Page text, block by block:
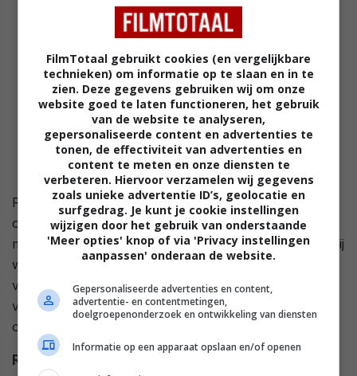
Rusland 1911. Bates, een dertig-jarige jood, wordt ten
onrechte beschuldigd van moord. Politieke
machtshebbers willen zich van hem bedienen, maar hij
weigert mee te werken, ook al wordt hij gefolterd en
vernederd. Portret van een man die aanvankelijk
vredelievend is en geen partij kiest, tot de
omstandigheden hem dwingen tot gewelddadig verzet.
Regie
FilmTotaal gebruikt cookies (en vergelijkbare
technieken) om informatie op te slaan en in te
zien. Deze gegevens gebruiken wij om onze
website goed te laten functioneren, het gebruik
van de website te analyseren,
gepersonaliseerde content en advertenties te
tonen, de effectiviteit van advertenties en
content te meten en onze diensten te
verbeteren. Hiervoor verzamelen wij gegevens
zoals unieke advertentie ID’s, geolocatie en
surfgedrag. Je kunt je cookie instellingen
wijzigen door het gebruik van onderstaande
'Meer opties' knop of via 'Privacy instellingen
aanpassen' onderaan de website.
Gepersonaliseerde advertenties en content,
advertentie- en contentmetingen,
doelgroepenonderzoek en ontwikkeling van diensten
Informatie op een apparaat opslaan en/of openen